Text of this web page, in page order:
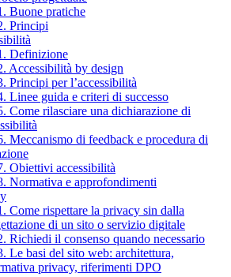
Buone pratiche
Principi
Definizione
Accessibilità by design
Principi per l’accessibilità
Linee guida e criteri di successo
Come rilasciare una dichiarazione di
Meccanismo di feedback e procedura di
Obiettivi accessibilità
Normativa e approfondimenti
Come rispettare la privacy sin dalla
di un sito o servizio digitale
Richiedi il consenso quando necessario
Le basi del sito web: architettura,
privacy, riferimenti DPO